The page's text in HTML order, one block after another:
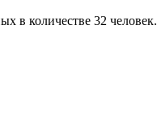
в количестве 32 человек.